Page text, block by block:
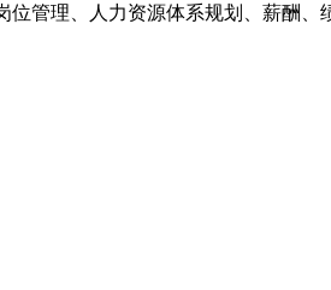
位管理、人力资源体系规划、薪酬、